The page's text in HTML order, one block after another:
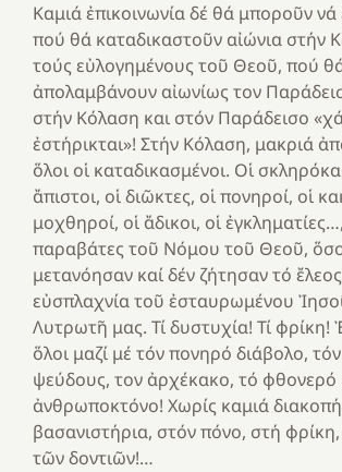
Καμιά ἐπικοινωνία δέ θά μποροῦν νά
πού θά καταδικαστοῦν αἰώνια στήν
τούς εὐλογημένους τοῦ Θεοῦ, πού
ἀπολαμβάνουν αἰωνίως τον
στήν Κόλαση και στόν Παράδεισο
ἐστήρικται»! Στήν Κόλαση, μακριά
ὅλοι οἱ καταδικασμένοι. Οἱ
ἄπιστοι, οἱ διῶκτες, οἱ πονηροί, οἱ
μοχθηροί, οἱ ἄδικοι, οἱ
παραβάτες τοῦ Νόμου τοῦ Θεοῦ,
μετανόησαν καί δέν ζήτησαν τό
εὐσπλαχνία τοῦ ἐσταυρωμένου
Λυτρωτῆ μας. Τί δυστυχία! Τί φρίκη!
ὅλοι μαζί μέ τόν πονηρό διάβολο,
ψεύδους, τον ἀρχέκακο, τό φθονερό
ἀνθρωποκτόνο! Χωρίς καμιά
βασανιστήρια, στόν πόνο, στή φρίκη,
τῶν δοντιῶν!…